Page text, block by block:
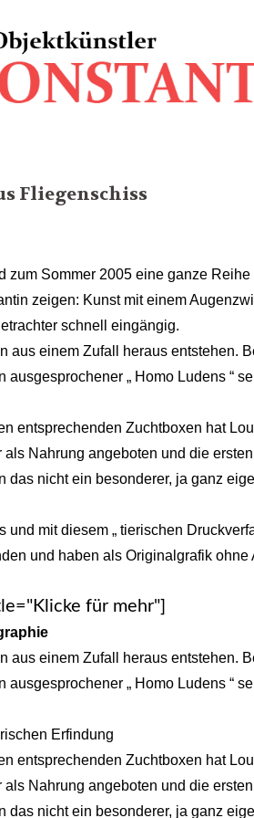
Fliegenschiss
Sommer 2005 eine ganze
zeigen: Kunst mit einem
schnell eingängig.
aus einem Zufall heraus entstehen.
„ Homo Ludens “
entsprechenden Zuchtboxen hat
Nahrung angeboten und die
nicht ein besonderer, ja ganz
mit diesem „ tierischen
und haben als Originalgrafik
für mehr"]
aus einem Zufall heraus entstehen.
„ Homo Ludens “
Erfindung
entsprechenden Zuchtboxen hat
Nahrung angeboten und die
nicht ein besonderer, ja ganz